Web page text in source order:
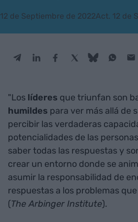
12 de Septiembre de 2022Act. 12 de
"Los líderes que triunfan son
humildes para ver más allá de
percibir las verdaderas
potencialidades de las
saber todas las respuestas y
crear un entorno donde se
asumir la responsabilidad de
respuestas a los problemas
(The Arbinger Institute).